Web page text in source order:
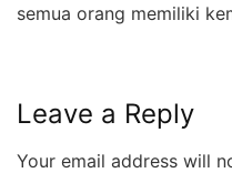
semua orang memiliki
Leave a Reply
Your email address will